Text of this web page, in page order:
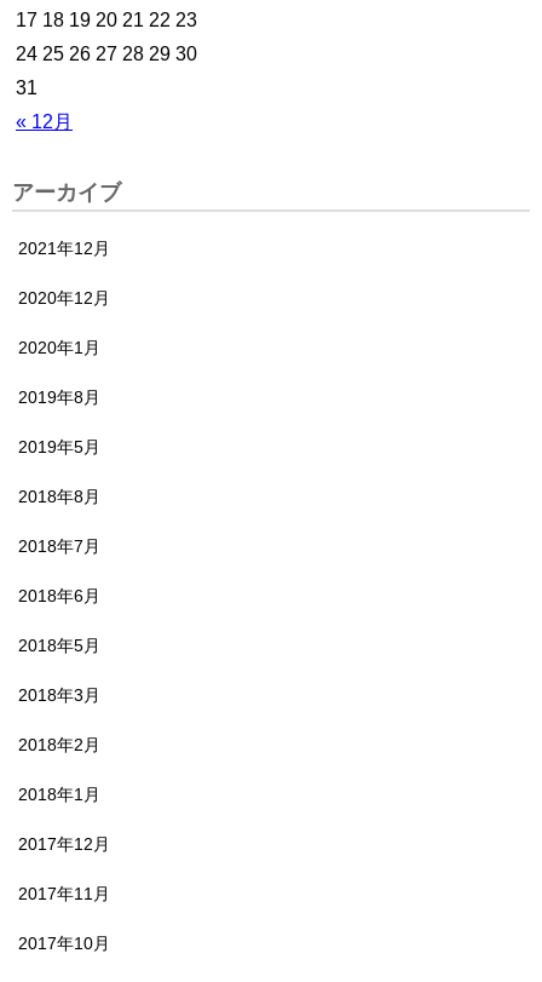
« 12月
17 18 19 20 21 22 23
24 25 26 27 28 29 30
31
アーカイブ
2021年12月
2020年12月
2020年1月
2019年8月
2019年5月
2018年8月
2018年7月
2018年6月
2018年5月
2018年3月
2018年2月
2018年1月
2017年12月
2017年11月
2017年10月